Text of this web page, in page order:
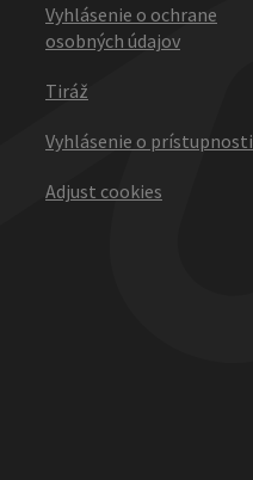
Vyhlásenie o ochrane
osobných údajov
Tiráž
Vyhlásenie o prístupnosti
Adjust cookies